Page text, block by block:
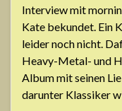
Interview mit
Kate bekundet. Ein
leider noch nicht.
Heavy-Metal- und
Album mit seinen
darunter Klassiker